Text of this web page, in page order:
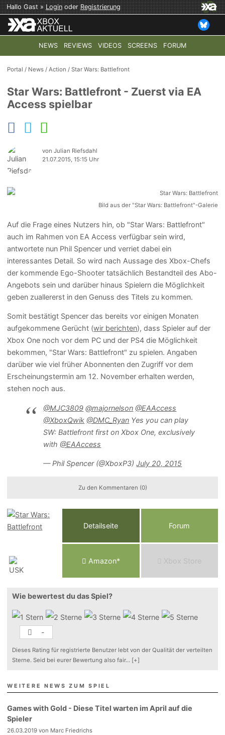
Hallo Gast »LoginoderRegistrierung
NEWS REVIEWS VIDEOS SCREENS FORUM
TOP-THEMEN: COD: MODERN WARFARE 4 HALO:
Portal / News /Action /Star Wars: Battlefront
Star Wars: Battlefront - Zuerst via EA
Access spielbar
von Julian Riefsdahl
21.07.2015, 15:15 Uhr
Bild aus der "Star Wars: Battlefront"-Galerie
Auf die Frage eines Nutzers hin, ob "Star Wars: Battlefront"
auch im Rahmen von EA Access verfügbar sein wird,
antwortete nun Phil Spencer und verriet dabei ein
interessantes Detail. So wird nach Aussage des Xbox-Chefs
der kommende Ego-Shooter tatsächlich Bestandteil des Abo-
Angebots sein und darüber hinaus Spielern die Möglichkeit
geben zuallererst in den Genuss des Titels zu kommen.
Somit bestätigt Spencer das bereits vor einigen Monaten
aufgekommene Gerücht (wir berichten), dass Spieler auf der
Xbox One noch vor dem PC und der PS4 die Möglichkeit
bekommen, "Star Wars: Battlefront" zu spielen. Angaben
darüber wie viel früher Abonnenten den Zugriff vor dem
Erscheinungstermin am 12. November erhalten werden,
stehen noch aus.
@MJC3809 @majornelson @EAAccess
@XboxQwik @DMC_Ryan Yes you can play
SW: Battlefront first on Xbox One, exclusively
with @EAAccess
— Phil Spencer (@XboxP3)July 20, 2015
Zu den Kommentaren (0)
Detailseite Forum
Amazon* Xbox Store
Wie bewertest du das Spiel?
-
Dieses Rating für registrierte Benutzer lebt von der Qualität der verteilten
Sterne. Seid bei eurer Bewertung also fair... [+]
WEITERE NEWS ZUM SPIEL
Games with Gold - Diese Titel warten im April auf die
Spieler
26.03.2019 von Marc Friedrichs